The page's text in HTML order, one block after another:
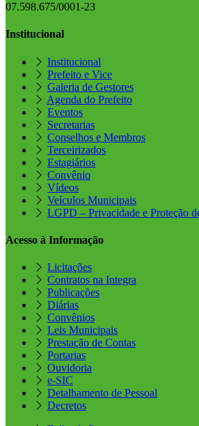
07.598.675/0001-23
Institucional
Institucional
Prefeito e Vice
Galeria de Gestores
Agenda do Prefeito
Eventos
Secretarias
Conselhos e Membros
Terceirizados
Estagiários
Convênio
Vídeos
Veículos Municipais
LGPD – Privacidade e Proteção
Acesso à Informação
Licitações
Contratos na Integra
Publicações
Diárias
Convênios
Leis Municipais
Prestação de Contas
Portarias
Ouvidoria
e-SIC
Detalhamento de Pessoal
Decretos